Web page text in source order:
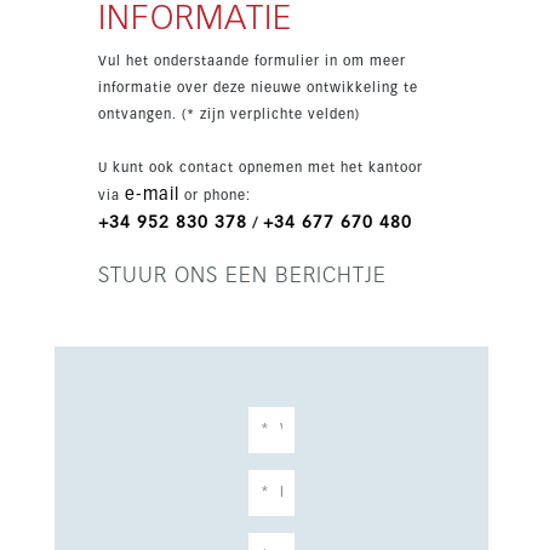
INFORMATIE
Vul het onderstaande formulier in om meer
informatie over deze nieuwe ontwikkeling te
ontvangen. (* zijn verplichte velden)
U kunt ook contact opnemen met het kantoor
via e-mail or phone:
+34 952 830 378 / +34 677 670 480
STUUR ONS EEN BERICHTJE